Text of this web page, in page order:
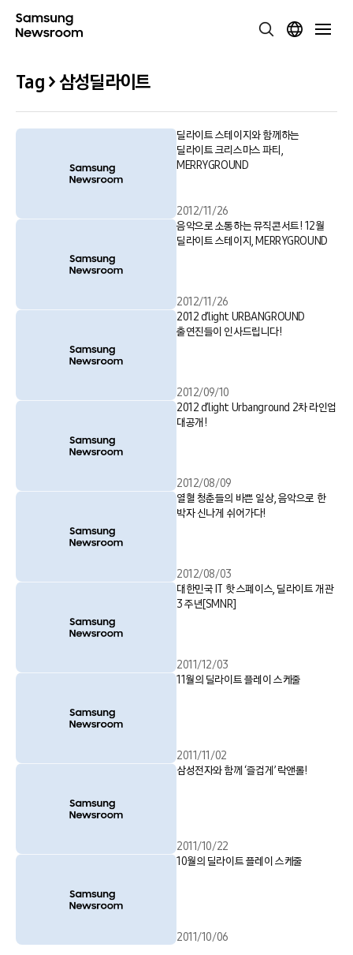
Tag > 삼성딜라이트
딜라이트 스테이지와 함께하는
딜라이트 크리스마스 파티,
MERRYGROUND
2012/11/26
음악으로 소통하는 뮤직콘서트! 12월
딜라이트 스테이지, MERRYGROUND
2012/11/26
2012 d’light URBANGROUND
출연진들이 인사드립니다!
2012/09/10
2012 d’light Urbanground 2차 라인업
대공개!
2012/08/09
열혈 청춘들의 바쁜 일상, 음악으로 한
박자 신나게 쉬어가다!
2012/08/03
대한민국 IT 핫 스페이스, 딜라이트 개관
3 주년[SMNR]
2011/12/03
11월의 딜라이트 플레이 스케줄
2011/11/02
삼성전자와 함께 ‘즐겁게’ 락앤롤!
2011/10/22
10월의 딜라이트 플레이 스케줄
2011/10/06